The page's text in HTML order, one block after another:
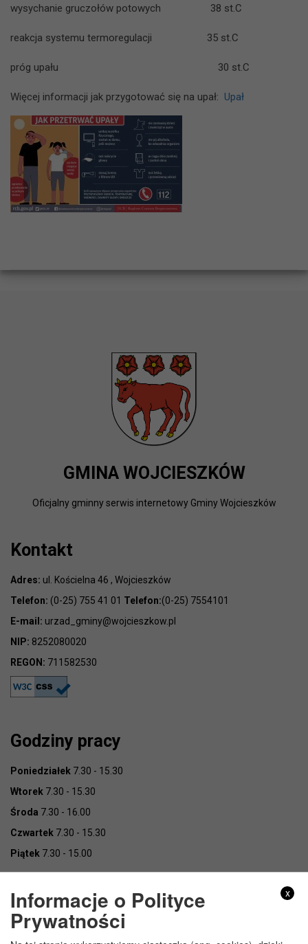
wysychanie gruczołów potowych 38 st.C
reakcja systemu termoregulacji 35 st.C
próg upału 30 st.C
Więcej informacji jak przygotować się na upał: Upał
GMINA WOJCIESZKÓW
Oficjalny gminny serwis internetowy Gminy Wojcieszków
Kontakt
Adres: ul. Kościelna 46 , Wojcieszków
Telefon: (0-25) 755 41 01 Telefon:(0-25) 7554101
E-mail: urzad_gminy@wojcieszkow.pl
NIP: 8252080020
REGON: 711582530
Godziny pracy
Poniedziałek 7.30 - 15.30
Wtorek 7.30 - 15.30
Środa 7.30 - 16.00
Czwartek 7.30 - 15.30
Piątek 7.30 - 15.00
x
Informacje o Polityce
Prywatności